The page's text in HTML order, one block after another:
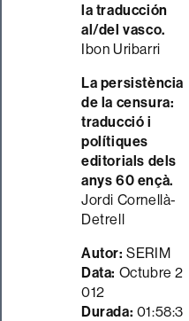
la traducción
al/del vasco.
Ibon Uribarri
La persistència
de la censura:
traducció i
polítiques
editorials dels
anys 60 ençà.
Jordi Cornellà-
Detrell
Autor:SERIM
Data: Octubre 2
012
Durada: 01:58:3